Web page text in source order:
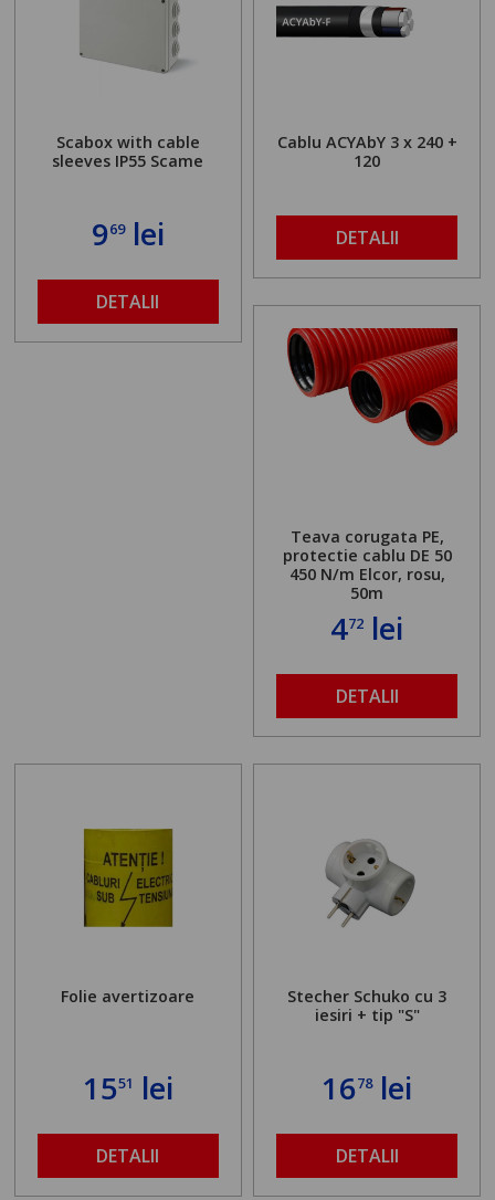
Scabox with cable
sleeves IP55 Scame
969lei
DETALII
Cablu ACYAbY 3 x 240 +
120
DETALII
Teava corugata PE,
protectie cablu DE 50
450 N/m Elcor, rosu,
50m
472 lei
DETALII
Folie avertizoare
1551 lei
DETALII
Stecher Schuko cu 3
iesiri + tip "S"
1678lei
DETALII